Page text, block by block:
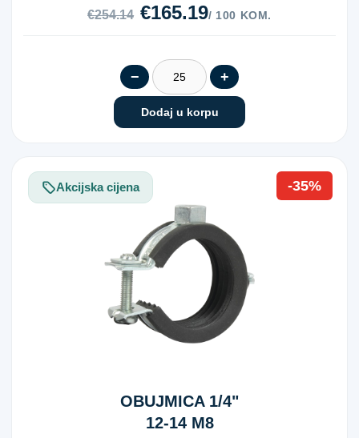
€254.14 €165.19/ 100 KOM.
− +
Dodaj u korpu
Akcijska cijena -35%
OBUJMICA 1/4"
12-14 M8